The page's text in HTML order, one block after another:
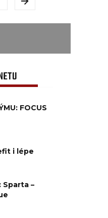
FOCUS
i lépe
Sparta –